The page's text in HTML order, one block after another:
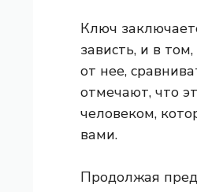
Ключ
зависть, и в
от нее,
отмечают, что
человеком,
вами.
Продолжая